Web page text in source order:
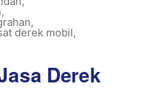
,
,
derek mobil,
Derek